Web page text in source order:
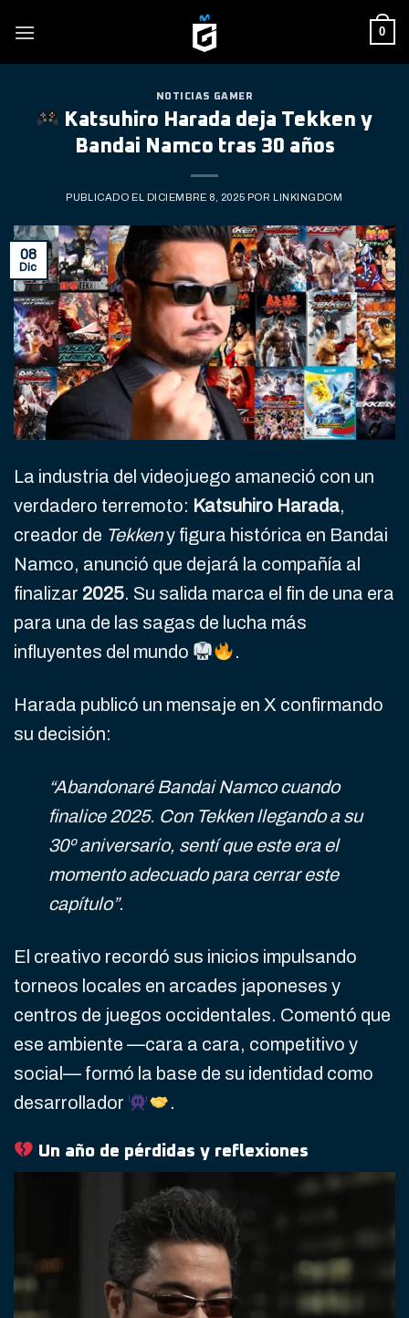
0
NOTICIAS GAMER
Katsuhiro Harada deja Tekken y
Bandai Namco tras 30 años
PUBLICADO EL DICIEMBRE 8, 2025 POR LINKINGDOM
08
Dic
La industria del videojuego amaneció con un
verdadero terremoto: Katsuhiro Harada,
creador de Tekkeny figura histórica en Bandai
Namco, anunció que dejará la compañía al
finalizar 2025. Su salida marca el fin de una era
para una de las sagas de lucha más
influyentes del mundo
.
Harada publicó un mensaje en X confirmando
su decisión:
“Abandonaré Bandai Namco cuando
finalice 2025. Con Tekkenllegando a su
30º aniversario, sentí que este era el
momento adecuado para cerrar este
capítulo”.
El creativo recordó sus inicios impulsando
torneos locales en arcades japoneses y
centros de juegos occidentales. Comentó que
ese ambiente —cara a cara, competitivo y
social— formó la base de su identidad como
desarrollador
.
Un año de pérdidas y reflexiones